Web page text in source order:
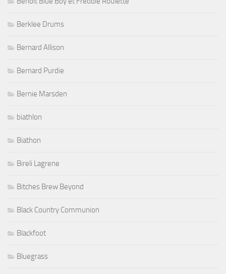
Berklee Drums
Bernard Allison
Bernard Purdie
Bernie Marsden
biathlon
Biathon
Bireli Lagrene
Bitches Brew Beyond
Black Country Communion
Blackfoot
Bluegrass